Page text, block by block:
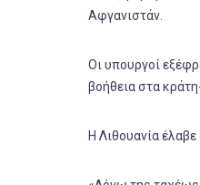
Αφγανιστάν.
Οι υπουργοί
βοήθεια στα
Η Λιθουανία